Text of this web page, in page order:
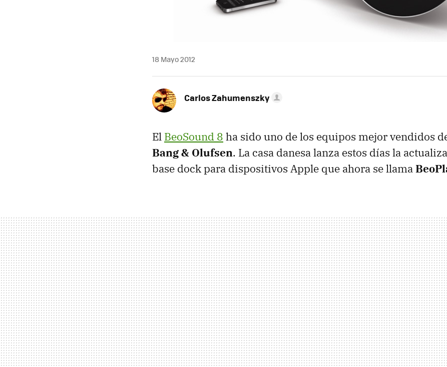
18 Mayo 2012
Carlos Zahumenszky
El BeoSound 8 ha sido uno de los equipos mejor vendidos
Bang & Olufsen. La casa danesa lanza estos días la
base dock para dispositivos Apple que ahora se llama